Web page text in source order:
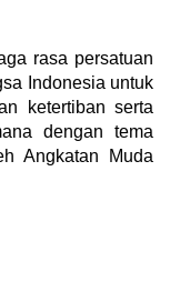
rasa persatuan
Indonesia untuk
ketertiban serta
dengan tema
Angkatan Muda